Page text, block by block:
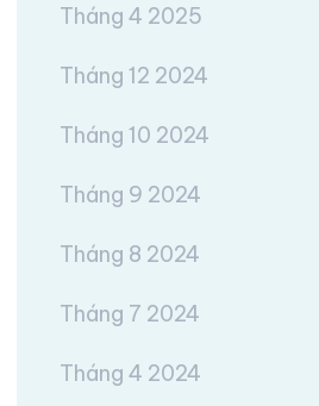
Tháng 4 2025
Tháng 12 2024
Tháng 10 2024
Tháng 9 2024
Tháng 8 2024
Tháng 7 2024
Tháng 4 2024